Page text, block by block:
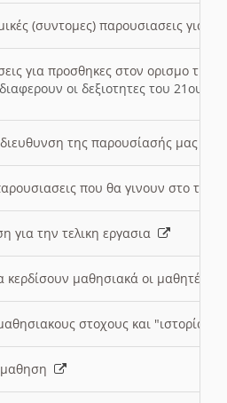
(συντομες) παρουσιασεις για
για προσθηκες στον ορισμο
οι δεξιοτητες του 21ου
της παρουσίασής μας
που θα γινουν στο
την τελικη εργασια
κερδίσουν μαθησιακά οι μαθητές/
στοχους και "ιστορία"